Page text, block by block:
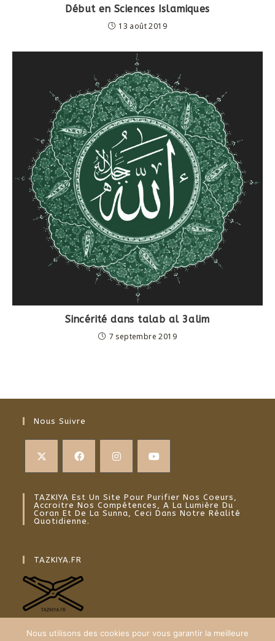
Début en Sciences Islamiques
13 août 2019
Sincérité dans talab al 3alim
7 septembre 2019
Nous Suivre
TAZKIYA Est Un Site Pour Purifier Nos Coeurs,
Accroitre Nos Compétences, A La Lumière Du
Coran Et De La Sunna, Ceci Dans Notre Réalité
Quotidienne.
TAZKIYA.FR
Nous utilisons des cookies pour vous garantir la meilleure